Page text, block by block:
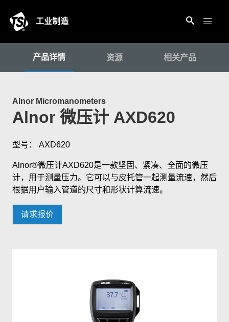
工业制造
产品详情 资源 相关产品
Alnor Micromanometers
Alnor 微压计 AXD620
型号： AXD620
Alnor®微压计AXD620是一款坚固、紧凑、全面的微压
计，用于测量压力。它可以与皮托管一起测量流速，然后
根据用户输入管道的尺寸和形状计算流速。
请求报价